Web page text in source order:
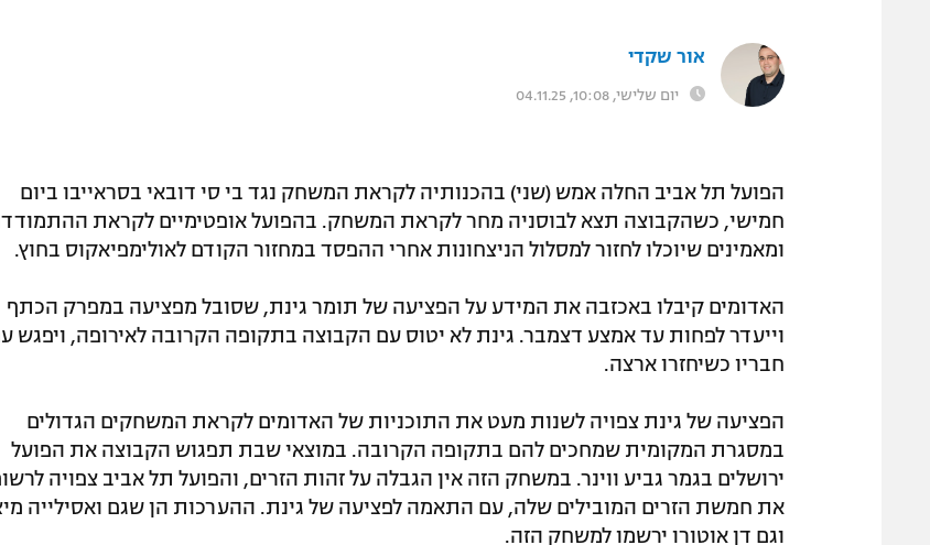
אור שקדי
יום שלישי, 10:08, 04.11.25
הפועל תל אביב החלה אמש (שני) בהכנותיה לקראת המשחק נגד בי סי דובאי בסראייבו ביום
חמישי, כשהקבוצה תצא לבוסניה מחר לקראת המשחק. בהפועל אופטימיים לקראת
ומאמינים שיוכלו לחזור למסלול הניצחונות אחרי ההפסד במחזור הקודם לאולימפיאקוס בחוץ.
האדומים קיבלו באכזבה את המידע על הפציעה של תומר גינת, שסובל מפציעה במפרק הכתף
וייעדר לפחות עד אמצע דצמבר. גינת לא יטוס עם הקבוצה בתקופה הקרובה לאירופה, ויפגש
חבריו כשיחזרו ארצה.
הפציעה של גינת צפויה לשנות מעט את התוכניות של האדומים לקראת המשחקים הגדולים
במסגרת המקומית שמחכים להם בתקופה הקרובה. במוצאי שבת תפגוש הקבוצה את הפועל
ירושלים בגמר גביע ווינר. במשחק הזה אין הגבלה על זהות הזרים, והפועל תל אביב צפויה
את חמשת הזרים המובילים שלה, עם התאמה לפציעה של גינת. ההערכות הן שגם ואסילייה
וגם דן אוטורו ירשמו למשחק הזה.